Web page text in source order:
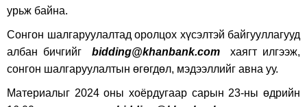
урьж байна.
Сонгон шалгаруулалтад оролцох хүсэлтэй байгууллагууд
албан бичгийг bidding@khanbank.com хаягт илгээж,
сонгон шалгаруулалтын өгөгдөл, мэдээллийг авна уу.
Материалыг 2024 оны хоёрдугаар сарын 23-ны өдрийн